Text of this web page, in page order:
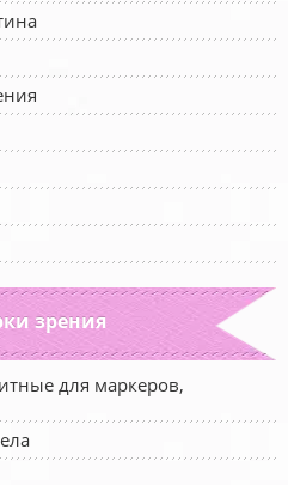
зрения
для маркеров,